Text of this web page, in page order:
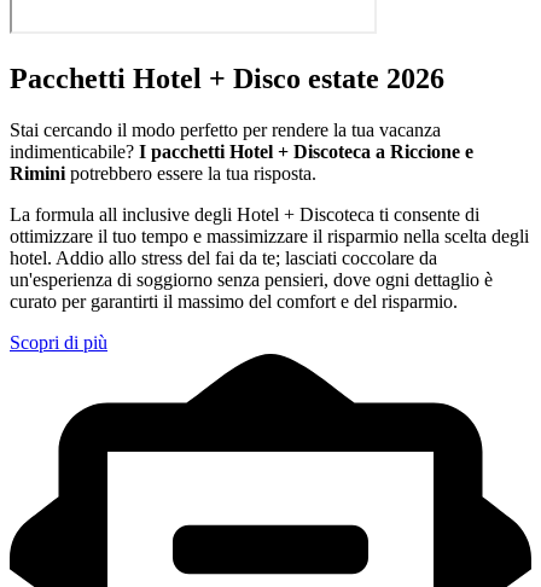
Pacchetti Hotel + Disco estate 2026
Stai cercando il modo perfetto per rendere la tua vacanza
indimenticabile? I pacchetti Hotel + Discoteca a Riccione e
Rimini potrebbero essere la tua risposta.
La formula all inclusive degli Hotel + Discoteca ti consente di
ottimizzare il tuo tempo e massimizzare il risparmio nella scelta degli
hotel. Addio allo stress del fai da te; lasciati coccolare da
un'esperienza di soggiorno senza pensieri, dove ogni dettaglio è
curato per garantirti il massimo del comfort e del risparmio.
Scopri di più